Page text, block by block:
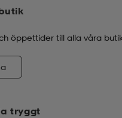
tryggt
öppettider till alla våra